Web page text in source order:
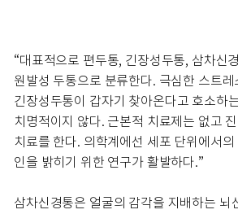
“대표적으로 편두통, 긴장성두통, 삼차신
원발성 두통으로 분류한다. 극심한 스트
긴장성두통이 갑자기 찾아온다고 호소하
치명적이지 않다. 근본적 치료제는 없고
치료를 한다. 의학계에선 세포 단위에서의
인을 밝히기 위한 연구가 활발하다.”
삼차신경통은 얼굴의 감각을 지배하는 뇌